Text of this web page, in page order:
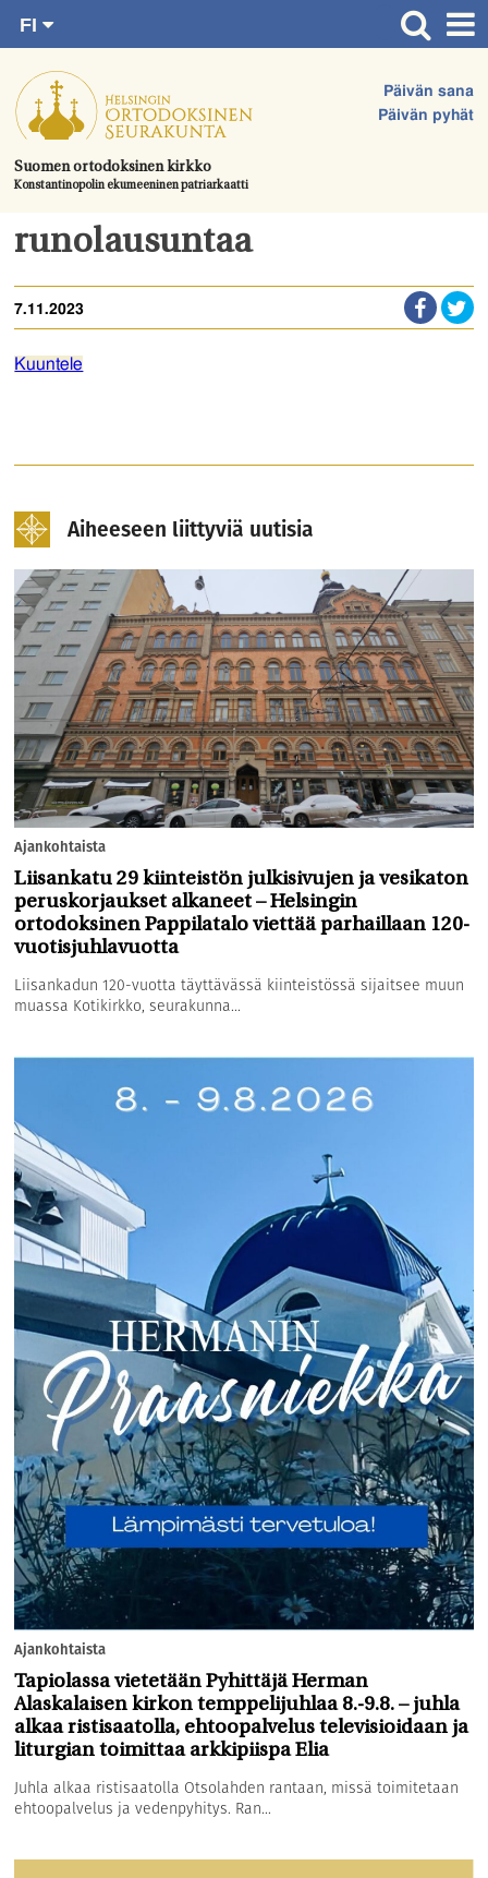
suoraan
sisältöön.
Suomen ortodoksinen kirkko
Konstantinopolin ekumeeninen patriarkaatti
Päivän sana
Päivän pyhät
FI
SV
EN
UA
Etusivu
Ajankohtaista
Juhlat & toimitukset
Kirkot
Tule mukaan
Hautausmaa
runolausuntaa
7.11.2023
Kuuntele
Aiheeseen liittyviä uutisia
Ajankohtaista
Liisankatu 29 kiinteistön julkisivujen ja vesikaton
peruskorjaukset alkaneet – Helsingin
ortodoksinen Pappilatalo viettää parhaillaan 120-
vuotisjuhlavuotta
Liisankadun 120-vuotta täyttävässä kiinteistössä sijaitsee muun
muassa Kotikirkko, seurakunna...
Ajankohtaista
Tapiolassa vietetään Pyhittäjä Herman
Alaskalaisen kirkon temppelijuhlaa 8.-9.8. – juhla
alkaa ristisaatolla, ehtoopalvelus televisioidaan ja
liturgian toimittaa arkkipiispa Elia
Juhla alkaa ristisaatolla Otsolahden rantaan, missä toimitetaan
ehtoopalvelus ja vedenpyhitys. Ran...